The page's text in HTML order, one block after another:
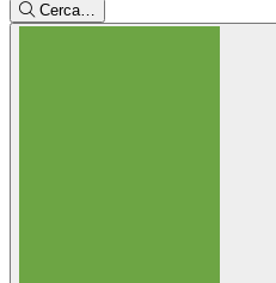
Cerca…